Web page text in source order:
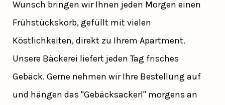
Wunsch bringen wir Ihnen jeden Morgen einen
Frühstückskorb, gefüllt mit vielen
Köstlichkeiten, direkt zu Ihrem Apartment.
Unsere Bäckerei liefert jeden Tag frisches
Gebäck. Gerne nehmen wir Ihre Bestellung auf
und hängen das "Gebäcksackerl" morgens an